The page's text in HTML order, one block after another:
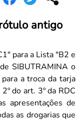
antigo
para a Lista "B2 e
SIBUTRAMINA o
a troca da tarja
apresentações de
as drogarias que